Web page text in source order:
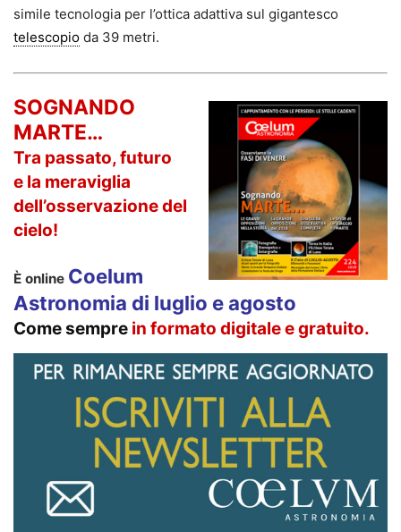
simile tecnologia per l’ottica adattiva sul gigantesco
telescopio da 39 metri.
SOGNANDO
MARTE…
Tra passato, futuro
e la meraviglia
dell’osservazione del
cielo!
È online Coelum
Astronomia di luglio e agosto
Come sempre in formato digitale e gratuito.